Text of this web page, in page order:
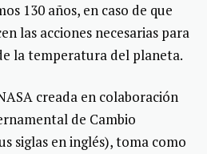
130 años, en caso de que
las acciones necesarias para
la temperatura del planeta.
creada en colaboración
de Cambio
siglas en inglés), toma como